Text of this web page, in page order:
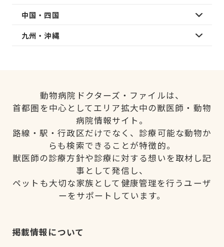
中国・四国
九州・沖縄
動物病院ドクターズ・ファイルは、
首都圏を中心としてエリア拡大中の獣医師・動物
病院情報サイト。
路線・駅・行政区だけでなく、診療可能な動物か
らも検索できることが特徴的。
獣医師の診療方針や診療に対する想いを取材し記
事として発信し、
ペットも大切な家族として健康管理を行うユーザ
ーをサポートしています。
掲載情報について